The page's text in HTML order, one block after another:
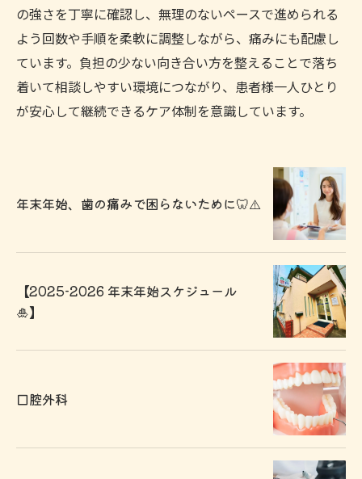
の強さを丁寧に確認し、無理のないペースで進められる
よう回数や手順を柔軟に調整しながら、痛みにも配慮し
ています。負担の少ない向き合い方を整えることで落ち
着いて相談しやすい環境につながり、患者様一人ひとり
が安心して継続できるケア体制を意識しています。
年末年始、歯の痛みで困らないために🦷⚠️
【2025-2026 年末年始スケジュール
🎍】
口腔外科